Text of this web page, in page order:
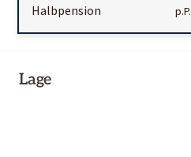
Halbpension p.P.
Lage